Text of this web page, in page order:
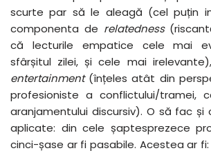
scurte par să le aleagă (cel puțin
componenta de relatedness
că lecturile empatice cele mai
sfârșitul zilei, și cele mai
entertainment(înțeles atât din
profesioniste a conflictului/
aranjamentului discursiv). O să fac și
aplicate: din cele șaptesprezece
cinci-șase ar fi pasabile. Acestea ar fi: